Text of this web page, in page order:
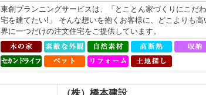
東創プランニングサービスは、「とことん家づくりにこだ
宅を建てたい!」 そんな想いを抱くお客様に、どこよりも
界に一つだけの注文住宅をご提供しています。
（株）橋本建設